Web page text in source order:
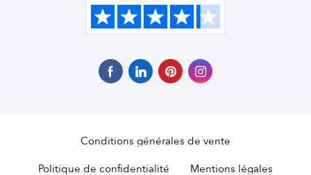
Conditions générales de vente
Politique de confidentialité Mentions légales